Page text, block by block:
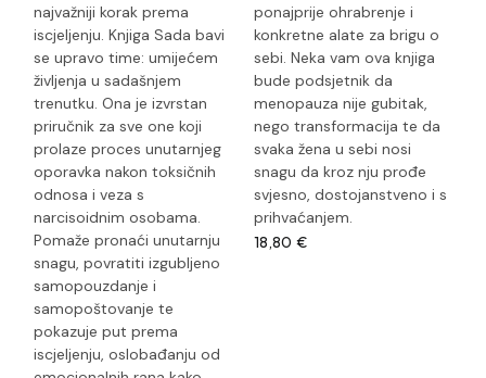
najvažniji korak prema
iscjeljenju. Knjiga Sada bavi
se upravo time: umijećem
življenja u sadašnjem
trenutku. Ona je izvrstan
priručnik za sve one koji
prolaze proces unutarnjeg
oporavka nakon toksičnih
odnosa i veza s
narcisoidnim osobama.
Pomaže pronaći unutarnju
snagu, povratiti izgubljeno
samopouzdanje i
samopoštovanje te
pokazuje put prema
iscjeljenju, oslobađanju od
ponajprije ohrabrenje i
konkretne alate za brigu o
sebi. Neka vam ova knjiga
bude podsjetnik da
menopauza nije gubitak,
nego transformacija te da
svaka žena u sebi nosi
snagu da kroz nju prođe
svjesno, dostojanstveno i s
prihvaćanjem.
18,80€